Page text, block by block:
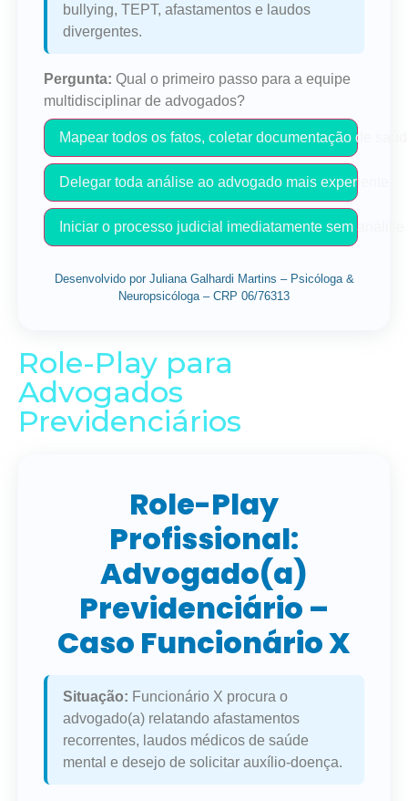
bullying, TEPT, afastamentos e laudos
divergentes.
Pergunta: Qual o primeiro passo para a equipe
multidisciplinar de advogados?
Mapear todos os fatos, coletar documentação de
Delegar toda análise ao advogado mais experiente.
Iniciar o processo judicial imediatamente sem análise
Desenvolvido por Juliana Galhardi Martins – Psicóloga &
Neuropsicóloga – CRP 06/76313
Role-Play para
Advogados
Previdenciários
Role-Play
Profissional:
Advogado(a)
Previdenciário –
Caso Funcionário X
Situação: Funcionário X procura o
advogado(a) relatando afastamentos
recorrentes, laudos médicos de saúde
mental e desejo de solicitar auxílio-doença.